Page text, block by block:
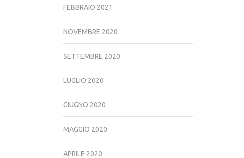
FEBBRAIO 2021
NOVEMBRE 2020
SETTEMBRE 2020
LUGLIO 2020
GIUGNO 2020
MAGGIO 2020
APRILE 2020